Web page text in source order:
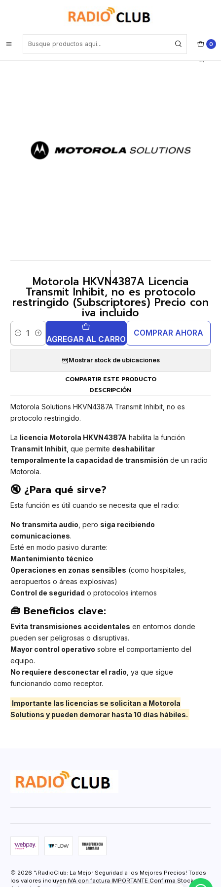
0
Motorola HKVN4387A Licencia Transmit Inhibit, no es protocolo
restringido (Subscriptores) Precio con iva incluido
Motorola HKVN4387A Licencia
Transmit Inhibit, no es protocolo
restringido (Subscriptores) Precio con
iva incluido
Cantidad AGREGAR AL CARRO
COMPRAR AHORA
Mostrar stock de ubicaciones
COMPARTIR ESTE PRODUCTO
DESCRIPCIÓN
Motorola Solutions HKVN4387A Transmit Inhibit, no es
protocolo restringido.
La licencia Motorola HKVN4387A habilita la función
Transmit Inhibit , que permite deshabilitar
temporalmente la capacidad de transmisión de un radio
Motorola.
🔇 ¿Para qué sirve?
Esta función es útil cuando se necesita que el radio:
No transmita audio , pero siga recibiendo
comunicaciones.
Esté en modo pasivo durante:
Mantenimiento técnico
Operaciones en zonas sensibles (como hospitales,
aeropuertos o áreas explosivas)
Control de seguridad o protocolos internos
🧰 Beneficios clave:
Evita transmisiones accidentales en entornos donde
pueden ser peligrosas o disruptivas.
Mayor control operativo sobre el comportamiento del
equipo.
No requiere desconectar el radio , ya que sigue
funcionando como receptor.
Importante las licencias se solicitan a Motorola
Solutions y pueden demorar hasta 10 días hábiles.
2026 "¡RadioClub: La Mejor Seguridad a los Mejores Precios! Todos
los valores incluyen IVA con factura IMPORTANTE Confirma Stock